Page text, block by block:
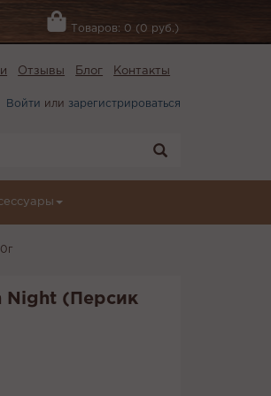
Товаров: 0 (0 руб.)
Отзывы Блог Контакты
Войти или зарегистрироваться
Night (Персик